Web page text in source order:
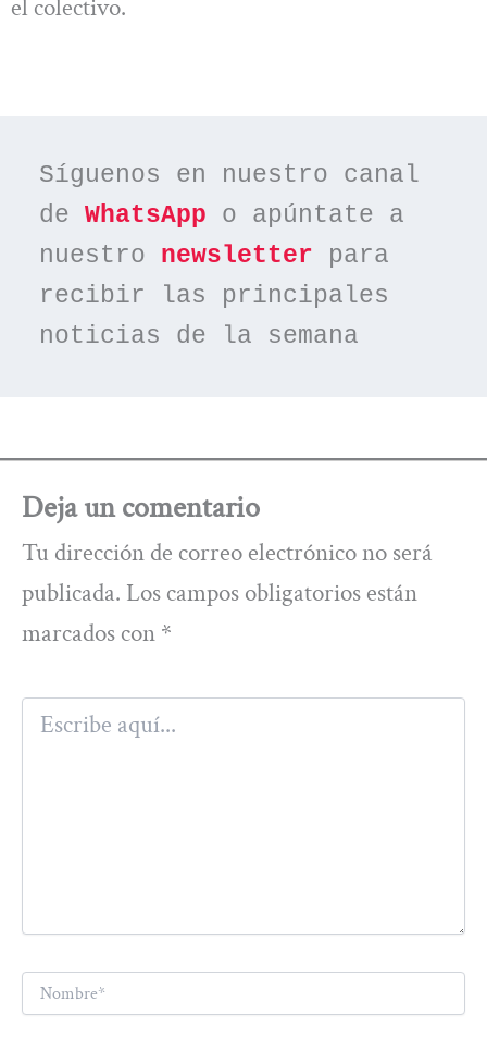
el colectivo.
Síguenos en nuestro canal
de WhatsApp o apúntate a
nuestro newsletter para
recibir las principales
noticias de la semana
Deja un comentario
Tu dirección de correo electrónico no será
publicada. Los campos obligatorios están
marcados con *
Escribe
aquí...
Nombre*